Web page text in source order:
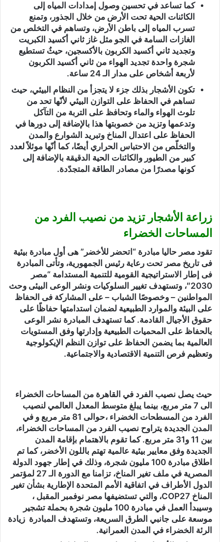
كما تساعد في تحسين وصول إمدادات المياه إلى
الكائنات الحية تحت الأرض من خلال الجذور، وتمنع
تسرب المياه إلى باطن الأرض، وتساهم في التخلص من
الغازات السامة في الجو مثل غاز ثاني أكسيد الكبريت
وتجديد ثاني أكسيد الكربون بالأكسجين، حيثُ تستطيع
شجرة واحدة تجديد الهواء من ثاني أكسيد الكربون
لأربعة أشخاص على مدار الـ 24 ساعة.
تكون الأشجار بذلك جزء لا يتجزأ من النظام البيئي، حيث
تساهم في الحفاظ على التوازن البيئي لأنّها تحد من
تلوث الهواء والماء وتحافظ على التربة من التآكل
وتدعمها وتزيد من خصوبتها هذا بالإضافة إلى دورها في
الحفاظ على اعتدال المناخ وتبريد الشوارع والمدن
والتخلّص من الاحتباس الحراري أيضًا، كما أنّها موئلاً لعدد
كبير من الطيور والكائنات الحية الدقيقة بالإضافة إلى
كونها مصدرًا من مصادر الطاقة المتجدّدة.
زراعة الأشجار تزيد من نصيب الفرد من
المساحات الخضراء
تقود مصر حاليا مبادرة “اتحضر للأخضر” هى أول مبادرة بيئية
فى تاريخ مصر تحت رعاية رئيس الجمهورية، وتأتى المبادرة
فى إطار الاستراتيجية القومية للتنمية المستدامة “مصر
2030″، وتستهدف تغيير السلوكيات ونشر الوعى البيئى وحث
المواطنين – وخصوصًا الشباب – على المشاركة فى الحفاظ
على البيئة والموارد الطبيعية لضمان استدامتها حفاظًا على
حقوق الأجيال القادمة. كما تستهدف المبادرة نشر الوعى
بالحفاظ على المحميات الطبيعية وإدارتها وفق المستويات
العالمية بما يضمن الحفاظ على توازن النظم الإيكولوجية
وتعظيم فرص التنمية الاقتصادية والاجتماعية.
حيث يصل نصيب الفرد في القاهرة من المساحات الخضراء
الى 7 متر مربع، بينما يبلغ متوسط المعدل العالمي لنصيب
الفرد من المسطحات الخضراء ،حوالى 81 متر مربع و في
المدن الجديدة يتراوح نصيب الفرد من المساحات الخضراء،
بين 11 و31 متر مربع. كما تقوم بالاهتمام بإقامة المدن
الجديدة وفق معايير بيئية عالمية تهتم باللون الأخضر، كما تم
اطلاق مبادرة 100 مليون شجرة، وذلك في إطار جهود الدولة
المصرية في ملف تغير المناخ، تزامنا مع الدورة الـ 27 لمؤتمر
الدول الأطراف في اتفاقية الأمم المتحدة الإطارية بشأن تغير
المناخ COP27، والتي تستضيفها مصر نوفمبر المقبل ،
وسيبدأ العمل في مبادرة 100 مليون شجرة بحملة تشجير
موسعة على جانبي الطرق السريعة، وتستهدف المبادرة زيادة
الرئة الخضراء في المدن العمرانية.